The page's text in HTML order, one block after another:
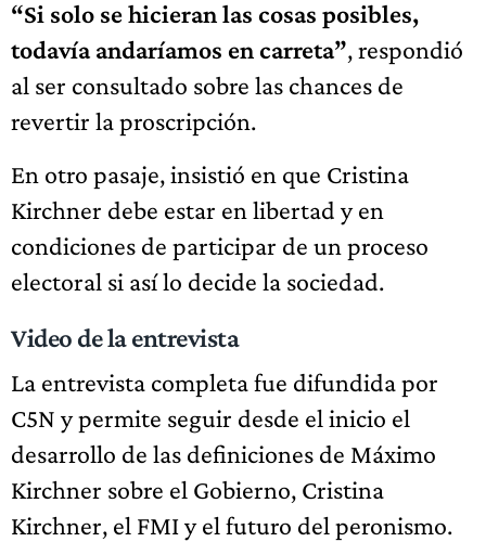
“Si solo se hicieran las cosas posibles,
todavía andaríamos en carreta”, respondió
al ser consultado sobre las chances de
revertir la proscripción.
En otro pasaje, insistió en que Cristina
Kirchner debe estar en libertad y en
condiciones de participar de un proceso
electoral si así lo decide la sociedad.
Video de la entrevista
La entrevista completa fue difundida por
C5N y permite seguir desde el inicio el
desarrollo de las definiciones de Máximo
Kirchner sobre el Gobierno, Cristina
Kirchner, el FMI y el futuro del peronismo.